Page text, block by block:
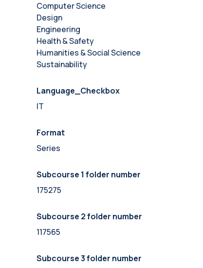
Computer Science
Design
Engineering
Health & Safety
Humanities & Social Science
Sustainability
Language_Checkbox
IT
Format
Series
Subcourse 1 folder number
175275
Subcourse 2 folder number
117565
Subcourse 3 folder number